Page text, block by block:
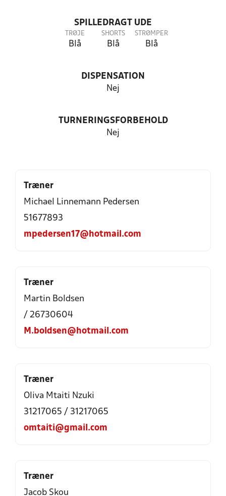
SPILLEDRAGT UDE
TRØJE
Blå
SHORTS
Blå
STRØMPER
Blå
DISPENSATION
Nej
TURNERINGSFORBEHOLD
Nej
Træner
Michael Linnemann Pedersen
51677893
mpedersen17@hotmail.com
Træner
Martin Boldsen
/ 26730604
M.boldsen@hotmail.com
Træner
Oliva Mtaiti Nzuki
31217065 / 31217065
omtaiti@gmail.com
Træner
Jacob Skou